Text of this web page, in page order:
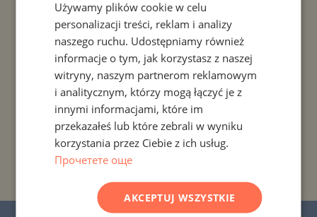
PROJEKTY I NIERUCHOMOŚCI WEDŁUG ROZLICZENIA
PROJEKTY I NIERUCHOMOŚCI WEDŁUG TYPU
NIERUCHOMOŚCI
PROJEKTY I NIERUCHOMOŚCI WEDŁUG REGIONU
PROJEKTY I NIERUCHOMOŚCI WEDŁUG NAZWY
BUDYNKU/KOMPLEKSU
GERMAN
FRENCH
ROMANIAN
Używamy plików cookie w celu
personalizacji treści, reklam i analizy
naszego ruchu. Udostępniamy również
informacje o tym, jak korzystasz z naszej
witryny, naszym partnerom reklamowym
i analitycznym, którzy mogą łączyć je z
innymi informacjami, które im
przekazałeś lub które zebrali w wyniku
korzystania przez Ciebie z ich usług.
Прочетете още
AKCEPTUJ WSZYSTKIE